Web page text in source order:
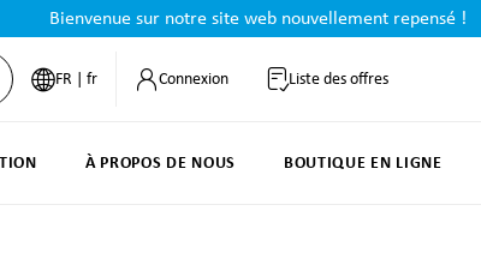
Bienvenue sur notre site web nouvellement repensé !
FR | fr Connexion Liste des offres
À PROPOS DE NOUS BOUTIQUE EN LIGNE